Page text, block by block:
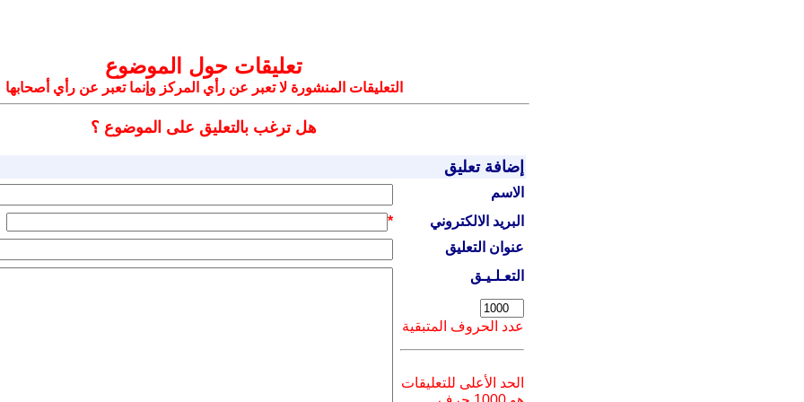
تعليقات حول الموضوع
التعليقات المنشورة لا تعبر عن رأي المركز وإنما تعبر عن رأي أصحابها
هل ترغب بالتعليق على الموضوع ؟
إضافة تعليق
الاسم
البريد الالكتروني
*
عنوان التعليق
التعـلـيـق
عدد الحروف المتبقية
الحد الأعلى للتعليقات